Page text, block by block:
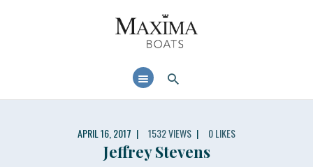
APRIL 16, 2017 1532VIEWS 0 LIKES
Jeffrey Stevens
MAXIMABOATS USA
Comfort and performance at a maximum price / quality ratio with smart solutions!
BOAT MODELS